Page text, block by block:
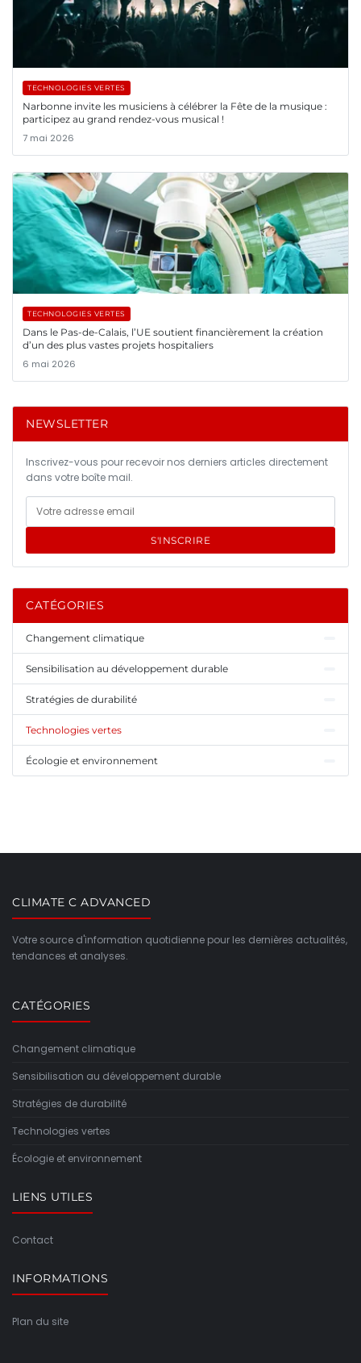
TECHNOLOGIES VERTES
Narbonne invite les musiciens à célébrer la Fête de la musique :
participez au grand rendez-vous musical !
7 mai 2026
TECHNOLOGIES VERTES
Dans le Pas-de-Calais, l’UE soutient financièrement la création
d’un des plus vastes projets hospitaliers
6 mai 2026
NEWSLETTER
Inscrivez-vous pour recevoir nos derniers articles directement
dans votre boîte mail.
S'INSCRIRE
CATÉGORIES
Changement climatique
Sensibilisation au développement durable
Stratégies de durabilité
Technologies vertes
Écologie et environnement
CLIMATE C ADVANCED
Votre source d'information quotidienne pour les dernières actualités,
tendances et analyses.
CATÉGORIES
Changement climatique
Sensibilisation au développement durable
Stratégies de durabilité
Technologies vertes
Écologie et environnement
LIENS UTILES
Contact
INFORMATIONS
Plan du site